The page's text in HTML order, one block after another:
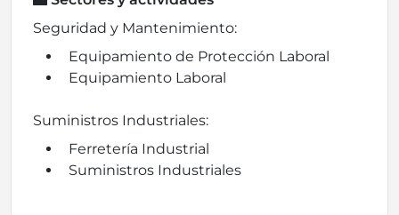
Seguridad y Mantenimiento:
Equipamiento de Protección Laboral
Equipamiento Laboral
Suministros Industriales:
Ferretería Industrial
Suministros Industriales